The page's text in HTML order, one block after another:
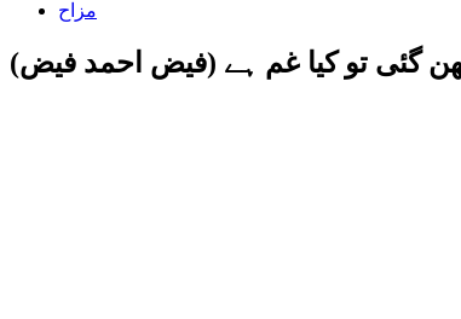
مزاح
گئی تو کیا غم ہے (فیض احمد فیض)